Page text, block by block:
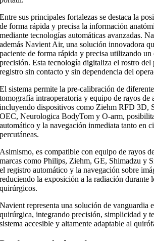
Entre sus principales fortalezas se destaca la
de forma rápida y precisa la información
mediante tecnologías automáticas avanzadas.
además Navient Air, una solución innovadora
paciente de forma rápida y precisa utilizando un
precisión. Esta tecnología digitaliza el rostro del
registro sin contacto y sin dependencia del
El sistema permite la pre-calibración de
tomografía intraoperatoria y equipo de rayos de
incluyendo dispositivos como Ziehm RFD 3D,
OEC, Neurologica BodyTom y O-arm,
automático y la navegación inmediata tanto en
percutáneas.
Asimismo, es compatible con equipo de rayos
marcas como Philips, Ziehm, GE, Shimadzu y
el registro automático y la navegación sobre
reduciendo la exposición a la radiación durante
quirúrgicos.
Navient representa una solución de vanguardia
quirúrgica, integrando precisión, simplicidad y
sistema accesible y altamente adaptable al